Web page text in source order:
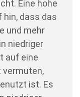
Eine hohe
dass das
und mehr
niedriger
auf eine
vermuten,
ist. Es